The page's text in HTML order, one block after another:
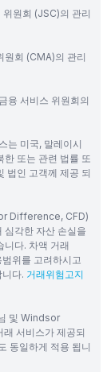
원회 (JSC)의 관리
회 (CMA)의 관리
서비스 위원회의
는 미국, 말레이시
한 또는 관련 법률 또
법인 고객께 제공 되
Difference, CFD)
심각한 자산 손실을
니다. 차액 거래
위를 고려하시고
다. 거래위험고지
및 Windsor
서비스가 제공되
동일하게 적용 됩니